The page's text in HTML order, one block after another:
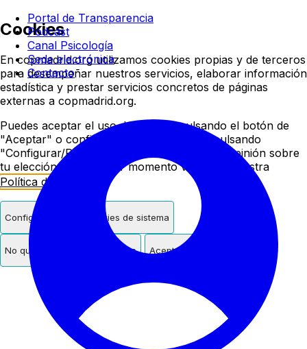
Cookies
En copmadrid.org utilizamos cookies propias y de terceros
para desempeñar nuestros servicios, elaborar información
estadística y prestar servicios concretos de páginas
externas a copmadrid.org.
Puedes aceptar el uso de cookies pulsando el botón de
"Aceptar" o configurar/rechazar su uso pulsando
"Configurar/Rechazar". Podrás cambiar de opinión sobre
tu elección en cualquier momento visitando nuestra
Política de Cookies
Configurar Solo cookies de sistema
No quiero cookies de terceros Aceptar cookies
Colegio oficial de
Portal de Transparencia
Podcast
Canal Psicología
Sede electrónica
Contacto